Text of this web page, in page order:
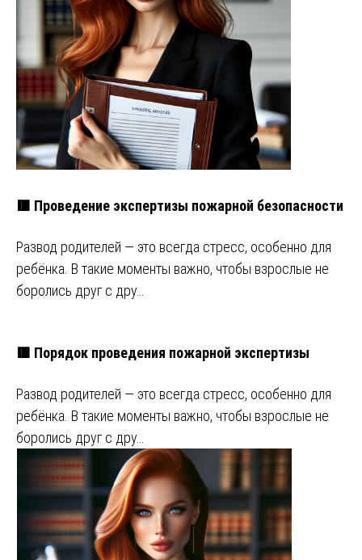
🟥 Проведение экспертизы пожарной безопасности
Развод родителей — это всегда стресс, особенно для
ребёнка. В такие моменты важно, чтобы взрослые не
боролись друг с дру…
🟥 Порядок проведения пожарной экспертизы
Развод родителей — это всегда стресс, особенно для
ребёнка. В такие моменты важно, чтобы взрослые не
боролись друг с дру…